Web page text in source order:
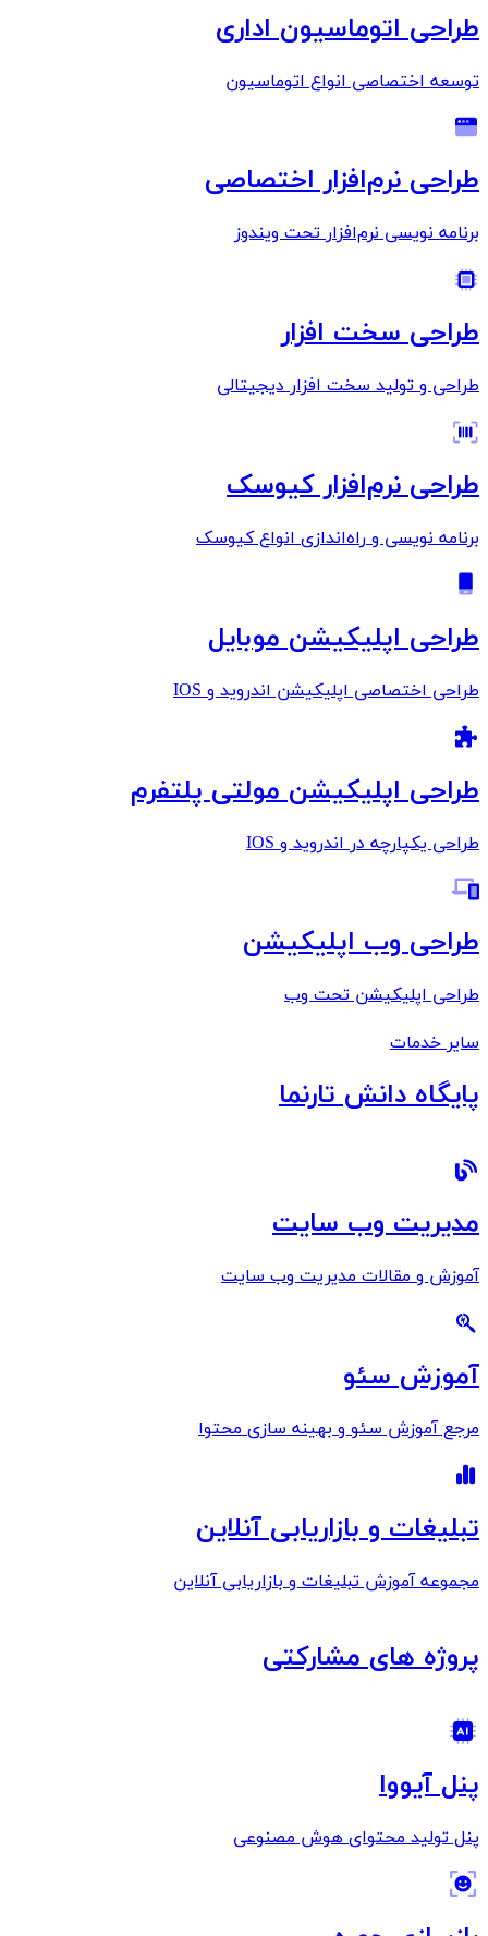
طراحی اتوماسیون اداری
توسعه اختصاصی انواع اتوماسیون
طراحی نرم‌افزار اختصاصی
برنامه نویسی نرم‌افزار تحت ویندوز
طراحی سخت افزار
طراحی و تولید سخت افزار دیجیتالی
طراحی نرم‌افزار کیوسک
برنامه نویسی و راه‌اندازی انواع کیوسک
طراحی اپلیکیشن موبایل
طراحی اختصاصی اپلیکیشن اندروید و IOS
طراحی اپلیکیشن مولتی پلتفرم
طراحی یکپارچه در اندروید و IOS
طراحی وب اپلیکیشن
طراحی اپلیکیشن تحت وب
سایر خدمات
پایگاه دانش تارنما
مدیریت وب سایت
آموزش و مقالات مدیریت وب سایت
آموزش سئو
مرجع آموزش سئو و بهینه سازی محتوا
تبلیغات و بازاریابی آنلاین
مجموعه آموزش تبلیغات و بازاریابی آنلاین
پروژه های مشارکتی
پنل آیووا
پنل تولید محتوای هوش مصنوعی